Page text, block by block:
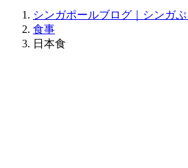
シンガポールブログ｜シンガ
食事
日本食